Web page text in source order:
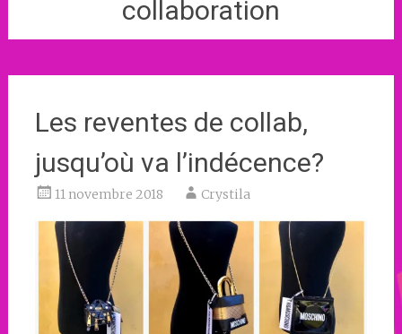
collaboration
Les reventes de collab,
jusqu’où va l’indécence?
11 novembre 2018 Crystila